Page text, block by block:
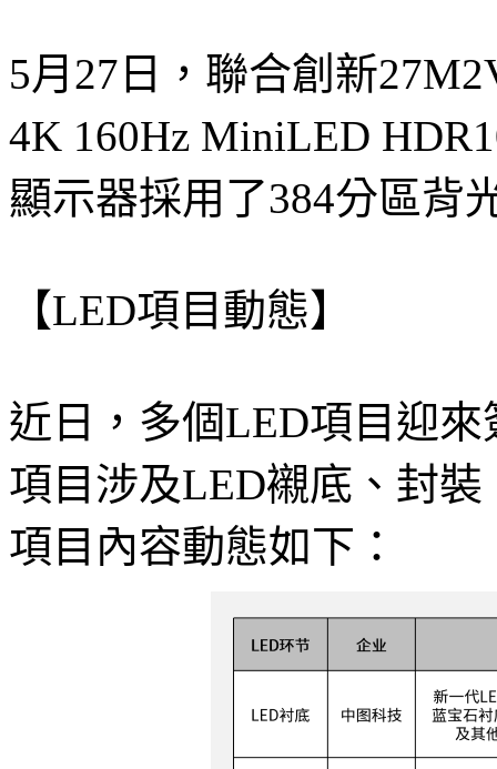
5月27日，聯合創新
4K 160Hz MiniLED
顯示器採用了384分區背
【LED項目動態】
近日，多個LED項目迎
項目涉及LED襯底、封
項目內容動態如下：